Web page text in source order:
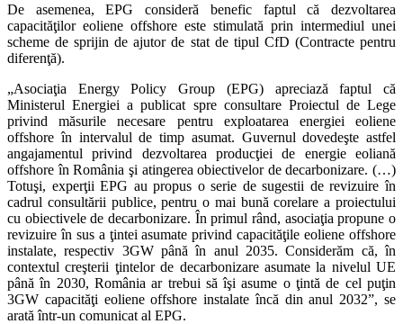
De asemenea, EPG consideră benefic faptul că dezvoltarea
capacităţilor eoliene offshore este stimulată prin intermediul unei
scheme de sprijin de ajutor de stat de tipul CfD (Contracte pentru
diferenţă).
„Asociaţia Energy Policy Group (EPG) apreciază faptul că
Ministerul Energiei a publicat spre consultare Proiectul de Lege
privind măsurile necesare pentru exploatarea energiei eoliene
offshore în intervalul de timp asumat. Guvernul dovedeşte astfel
angajamentul privind dezvoltarea producţiei de energie eoliană
offshore în România şi atingerea obiectivelor de decarbonizare. (…)
Totuşi, experţii EPG au propus o serie de sugestii de revizuire în
cadrul consultării publice, pentru o mai bună corelare a proiectului
cu obiectivele de decarbonizare. În primul rând, asociaţia propune o
revizuire în sus a ţintei asumate privind capacităţile eoliene offshore
instalate, respectiv 3GW până în anul 2035. Considerăm că, în
contextul creşterii ţintelor de decarbonizare asumate la nivelul UE
până în 2030, România ar trebui să îşi asume o ţintă de cel puţin
3GW capacităţi eoliene offshore instalate încă din anul 2032”, se
arată într-un comunicat al EPG.